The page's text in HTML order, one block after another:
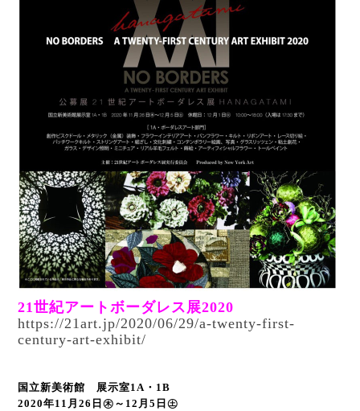
21世紀アートボーダレス展2020
https://21art.jp/2020/06/29/a-twenty-first-
century-art-exhibit/
国立新美術館 展示室1A・1B
2020年11月26日㊍～12月5日㊏